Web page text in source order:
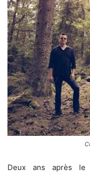
Deux ans après